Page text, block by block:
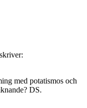
skriver:
med potatismos och
DS.